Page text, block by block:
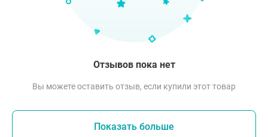
Отзывов пока нет
Вы можете оставить отзыв, если купили этот товар
Показать больше